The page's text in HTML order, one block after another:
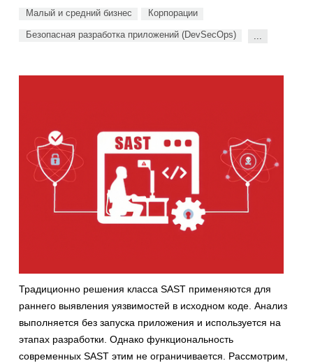
Малый и средний бизнес Корпорации
Безопасная разработка приложений (DevSecOps) ...
Традиционно решения класса SAST применяются для
раннего выявления уязвимостей в исходном коде. Анализ
выполняется без запуска приложения и используется на
этапах разработки. Однако функциональность
современных SAST этим не ограничивается. Рассмотрим,